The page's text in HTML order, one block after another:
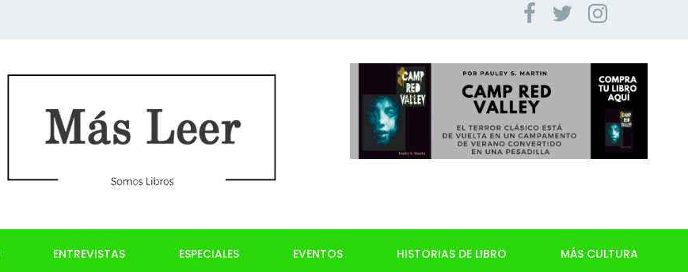
ENTREVISTAS ESPECIALES EVENTOS HISTORIAS DE LIBRO MÁS CULTURA